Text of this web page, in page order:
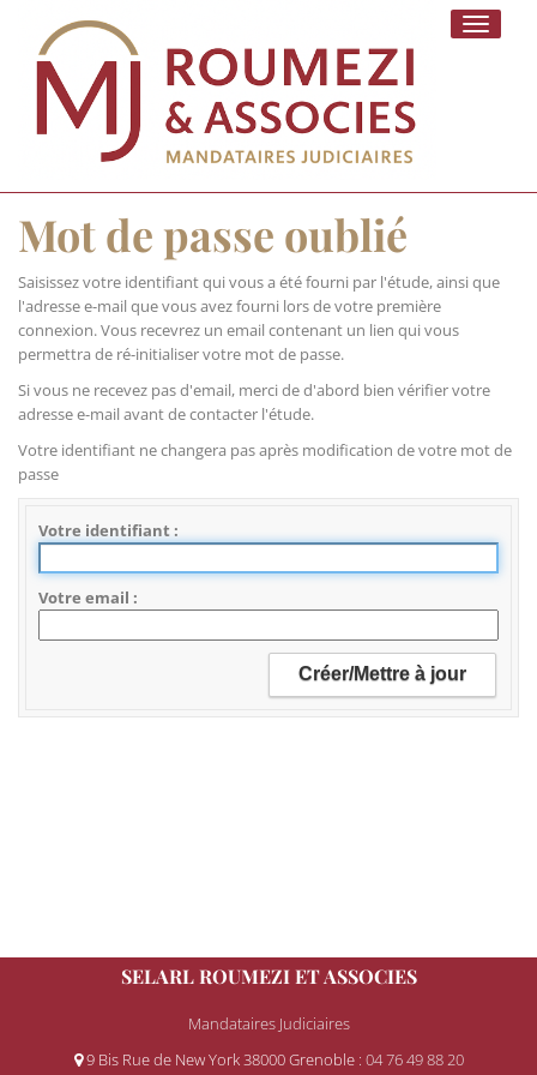
Toggle
Mot de passe oublié
Saisissez votre identifiant qui vous a été fourni par l'étude, ainsi que
l'adresse e-mail que vous avez fourni lors de votre première
connexion. Vous recevrez un email contenant un lien qui vous
permettra de ré-initialiser votre mot de passe.
Si vous ne recevez pas d'email, merci de d'abord bien vérifier votre
adresse e-mail avant de contacter l'étude.
Votre identifiant ne changera pas après modification de votre mot de
passe
Votre identifiant
Votre email
SELARL ROUMEZI ET ASSOCIES
Mandataires Judiciaires
9 Bis Rue de New York 38000 Grenoble : 04 76 49 88 20